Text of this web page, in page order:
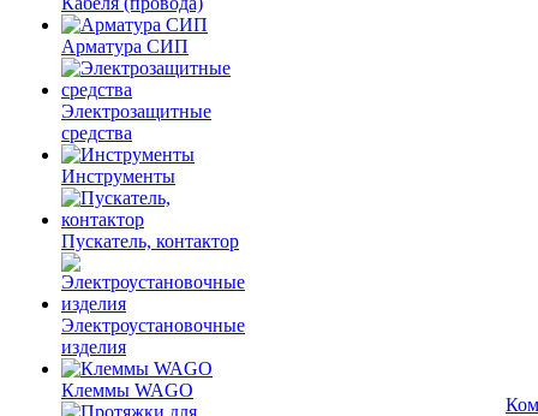
Арматура СИП
Электрозащитные
средства
Инструменты
Пускатель, контактор
Электроустановочные
изделия
Клеммы WAGO